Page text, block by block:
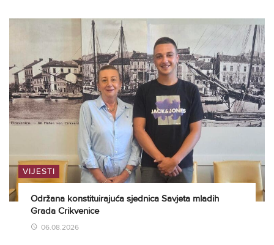
VIJESTI
Održana konstituirajuća sjednica Savjeta mladih
Grada Crikvenice
06.08.2026